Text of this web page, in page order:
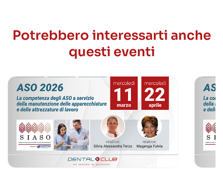
Potrebbero interessarti anche
questi eventi